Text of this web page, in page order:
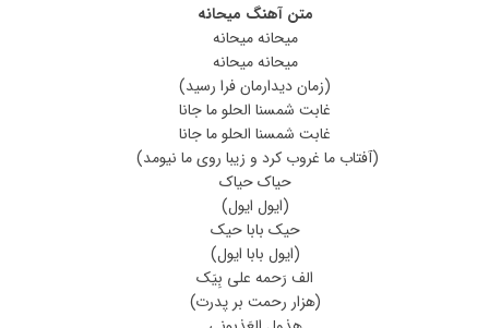
متن آهنگ میحانه
میحانه میحانه
میحانه میحانه
(زمان دیدارمان فرا رسید)
غابت شمسنا الحلو ما جانا
غابت شمسنا الحلو ما جانا
(آفتاب ما غروب کرد و زیبا روی ما نیومد)
حیاک حیاک
(ایول ایول)
حیک بابا حیک
(ایول بابا ایول)
الف رَحمه علی بِیَک
(هزار رحمت بر پدرت)